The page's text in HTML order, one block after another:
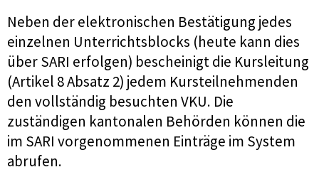
Neben der elektronischen Bestätigung jedes
einzelnen Unterrichtsblocks (heute kann dies
über SARI erfolgen) bescheinigt die Kursleitung
(Artikel 8 Absatz 2) jedem Kursteilnehmenden
den vollständig besuchten VKU. Die
zuständigen kantonalen Behörden können die
im SARI vorgenommenen Einträge im System
abrufen.